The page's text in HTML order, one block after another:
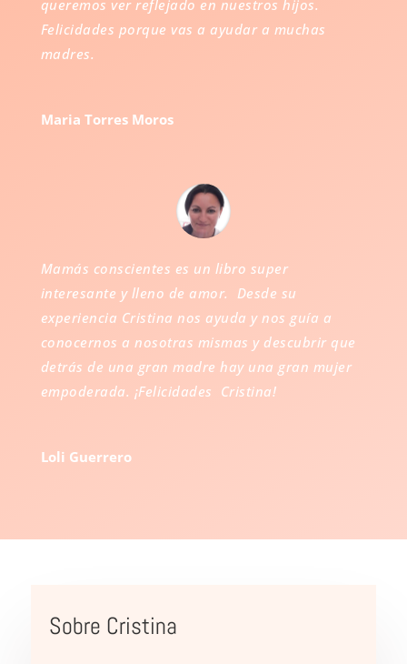
queremos ver reflejado en nuestros hijos.
Felicidades porque vas a ayudar a muchas
madres.
Maria Torres Moros
Mamás conscientes es un libro super
interesante y lleno de amor. Desde su
experiencia Cristina nos ayuda y nos guía a
conocernos a nosotras mismas y descubrir que
detrás de una gran madre hay una gran mujer
empoderada. ¡Felicidades Cristina!
Loli Guerrero
Sobre Cristina